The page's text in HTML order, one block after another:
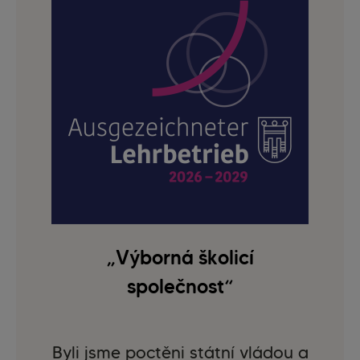
„Výborná školicí
společnost“
Byli jsme poctěni státní vládou a